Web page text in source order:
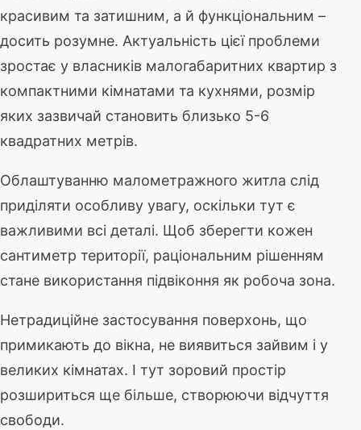
красивим та затишним, а й функціональним –
досить розумне. Актуальність цієї проблеми
зростає у власників малогабаритних квартир з
компактними кімнатами та кухнями, розмір
яких зазвичай становить близько 5-6
квадратних метрів.
Облаштуванню малометражного житла слід
приділяти особливу увагу, оскільки тут є
важливими всі деталі. Щоб зберегти кожен
сантиметр території, раціональним рішенням
стане використання підвіконня як робоча зона.
Нетрадиційне застосування поверхонь, що
примикають до вікна, не виявиться зайвим і у
великих кімнатах. І тут зоровий простір
розшириться ще більше, створюючи відчуття
свободи.